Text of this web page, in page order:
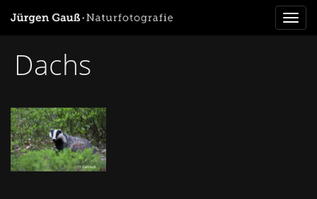
Toggle
Dachs